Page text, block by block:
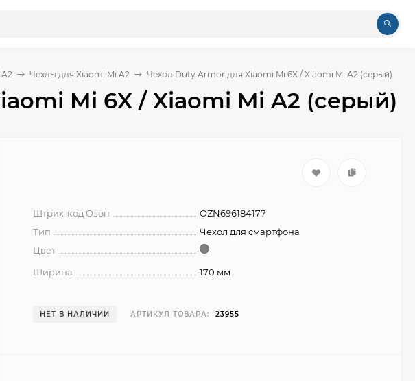
Чехлы для Xiaomi Mi A2 Чехол Duty Armor для Xiaomi Mi 6X / Xiaomi Mi A2 (серый)
Mi 6X / Xiaomi Mi A2 (серый)
Штрих-код Озон
OZN696184177
Тип
Чехол для смартфона
Цвет
Ширина
170 мм
НЕТ В НАЛИЧИИ АРТИКУЛ ТОВАРА: 23955